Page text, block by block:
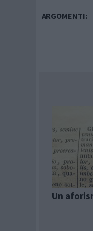
ARGOMENTI:
Un